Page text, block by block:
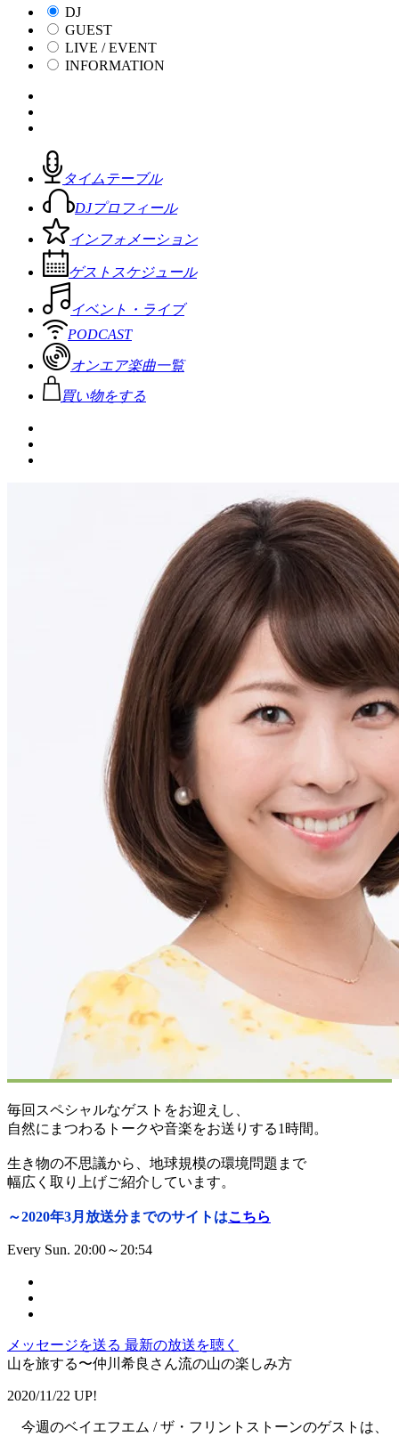
DJ
GUEST
LIVE / EVENT
INFORMATION
タイムテーブル
DJプロフィール
インフォメーション
ゲストスケジュール
イベント・ライブ
PODCAST
オンエア楽曲一覧
買い物をする
毎回スペシャルなゲストをお迎えし、
自然にまつわるトークや音楽をお送りする1時間。
生き物の不思議から、地球規模の環境問題まで
幅広く取り上げご紹介しています。
～2020年3月放送分までのサイトはこちら
Every Sun. 20:00～20:54
メッセージを送る 最新の放送を聴く
山を旅する〜仲川希良さん流の山の楽しみ方
2020/11/22 UP!
今週のベイエフエム / ザ・フリントストーンのゲストは、